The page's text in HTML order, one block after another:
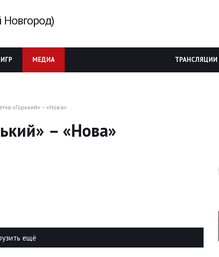
МЕДИА ТРАНСЛЯЦИИ
«Горький» – «Нова»
– «Нова»
ещё